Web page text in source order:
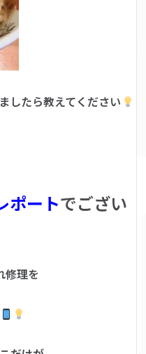
したら教えてください
ポートでござい
修理を